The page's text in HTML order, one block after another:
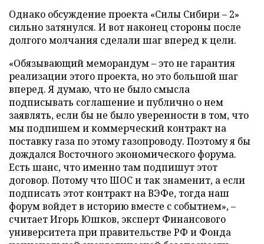
Однако обсуждение проекта «Силы Сибири – 2»
сильно затянулся. И вот наконец стороны после
долгого молчания сделали шаг вперед к цели.
«Обязывающий меморандум – это не гарантия
реализации этого проекта, но это большой шаг
вперед. Я думаю, что не было смысла
подписывать соглашение и публично о нем
заявлять, если бы не было уверенности в том, что
мы подпишем и коммерческий контракт на
поставку газа по этому газопроводу. Поэтому я бы
дождался Восточного экономического форума.
Есть шанс, что именно там подпишут этот
договор. Потому что ШОС и так знаменит, а если
подписать этот контракт на ВЭФе, тогда наш
форум войдет в историю вместе с событием», –
считает Игорь Юшков, эксперт Финансового
университета при правительстве РФ и Фонда